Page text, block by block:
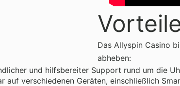
Das Allyspin Casino
abheben:
und hilfsbereiter Support rund um die
auf verschiedenen Geräten, einschließlich